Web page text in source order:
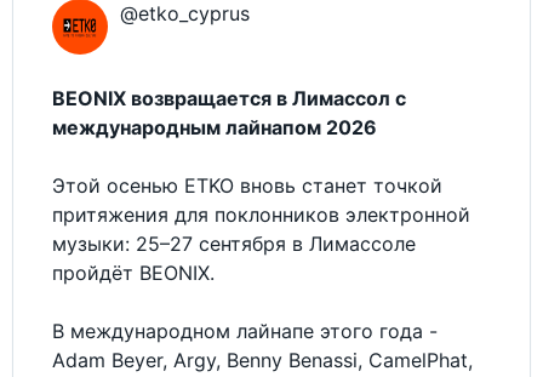
@etko_cyprus
BEONIX возвращается в Лимассол с
международным лайнапом 2026
Этой осенью ETKO вновь станет точкой
притяжения для поклонников электронной
музыки: 25–27 сентября в Лимассоле
пройдёт BEONIX.
В международном лайнапе этого года -
Adam Beyer, Argy, Benny Benassi, CamelPhat,